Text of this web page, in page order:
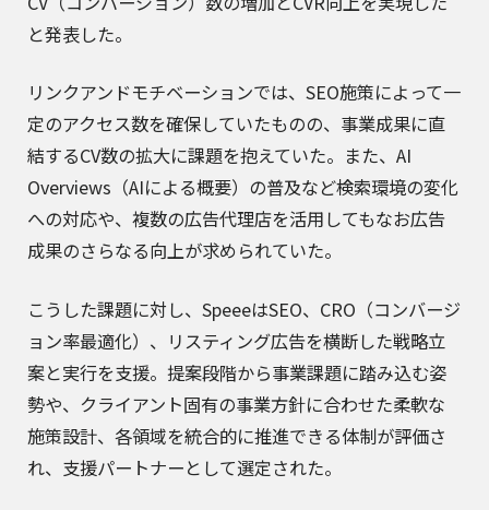
と発表した。
リンクアンドモチベーションでは、SEO施策によって一
定のアクセス数を確保していたものの、事業成果に直
結するCV数の拡大に課題を抱えていた。また、AI
Overviews（AIによる概要）の普及など検索環境の変化
への対応や、複数の広告代理店を活用してもなお広告
成果のさらなる向上が求められていた。
こうした課題に対し、SpeeeはSEO、CRO（コンバージ
ョン率最適化）、リスティング広告を横断した戦略立
案と実行を支援。提案段階から事業課題に踏み込む姿
勢や、クライアント固有の事業方針に合わせた柔軟な
施策設計、各領域を統合的に推進できる体制が評価さ
れ、支援パートナーとして選定された。